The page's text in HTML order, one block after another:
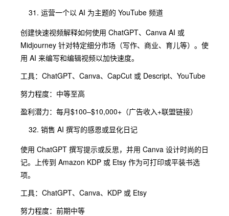
运营一个以 AI 为主题的 YouTube 频道
创建快速视频解释如何使用 ChatGPT、Canva AI 或
Midjourney 针对特定细分市场（写作、商业、育儿等）。使
用 AI 来编写和编辑视频以加快速度。
工具：ChatGPT、Canva、CapCut 或 Descript、YouTube
努力程度：中等至高
盈利潜力：每月$100–$10,000+（广告收入+联盟链接）
销售 AI 撰写的感恩或显化日记
使用 ChatGPT 撰写提示或反思，并用 Canva 设计时尚的日
记。上传到 Amazon KDP 或 Etsy 作为可打印或平装书选
项。
工具：ChatGPT、Canva、KDP 或 Etsy
努力程度：前期中等